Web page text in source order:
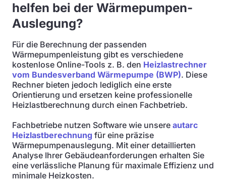
helfen bei der Wärmepumpen-
Auslegung?
Für die Berechnung der passenden
Wärmepumpenleistung gibt es verschiedene
kostenlose Online-Tools z. B. den Heizlastrechner
vom Bundesverband Wärmepumpe (BWP). Diese
Rechner bieten jedoch lediglich eine erste
Orientierung und ersetzen keine professionelle
Heizlastberechnung durch einen Fachbetrieb.
Fachbetriebe nutzen Software wie unsere autarc
Heizlastberechnung für eine präzise
Wärmepumpenauslegung. Mit einer detaillierten
Analyse Ihrer Gebäudeanforderungen erhalten Sie
eine verlässliche Planung für maximale Effizienz und
minimale Heizkosten.